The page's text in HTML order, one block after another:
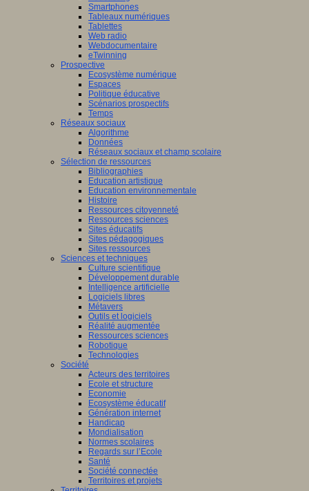
Smartphones
Tableaux numériques
Tablettes
Web radio
Webdocumentaire
eTwinning
Prospective
Ecosystème numérique
Espaces
Politique éducative
Scénarios prospectifs
Temps
Réseaux sociaux
Algorithme
Données
Réseaux sociaux et champ scolaire
Sélection de ressources
Bibliographies
Education artistique
Education environnementale
Histoire
Ressources citoyenneté
Ressources sciences
Sites éducatifs
Sites pédagogiques
Sites ressources
Sciences et techniques
Culture scientifique
Développement durable
Intelligence artificielle
Logiciels libres
Métavers
Outils et logiciels
Réalité augmentée
Ressources sciences
Robotique
Technologies
Société
Acteurs des territoires
Ecole et structure
Economie
Ecosystème éducatif
Génération internet
Handicap
Mondialisation
Normes scolaires
Regards sur l’Ecole
Santé
Société connectée
Territoires et projets